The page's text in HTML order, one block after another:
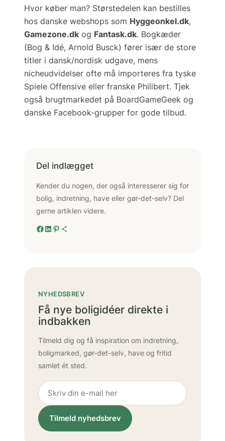
Hvor køber man? Størstedelen kan bestilles
hos danske webshops som Hyggeonkel.dk,
Gamezone.dk og Fantask.dk. Bogkæder
(Bog & Idé, Arnold Busck) fører især de store
titler i dansk/nordisk udgave, mens
nicheudvidelser ofte må importeres fra tyske
Spiele Offensive eller franske Philibert. Tjek
også brugtmarkedet på BoardGameGeek og
danske Facebook-grupper for gode tilbud.
Del indlægget
Kender du nogen, der også interesserer sig for
bolig, indretning, have eller gør-det-selv? Del
gerne artiklen videre.
Facebook
LinkedIn
Pinterest
Delingsikon
NYHEDSBREV
Få nye boligidéer direkte i
indbakken
Tilmeld dig og få inspiration om indretning,
boligmarked, gør-det-selv, have og fritid
samlet ét sted.
Tilmeld nyhedsbrev